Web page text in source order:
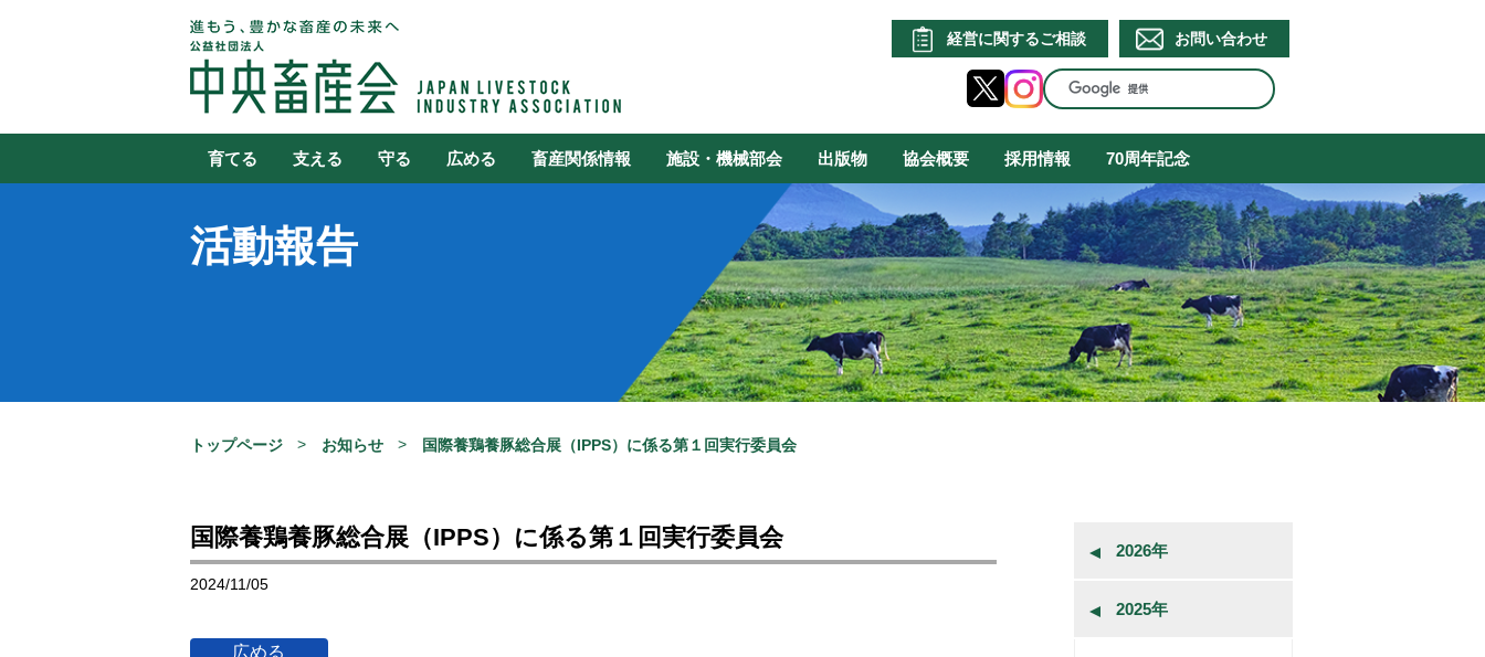
経営に関するご相談 お問い合わせ
育てる 支える 守る 広める 畜産関係情報 施設・機械部会 出版物 協会概要 採用情報 70周年記念
活動報告
トップページ お知らせ 国際養鶏養豚総合展（IPPS）に係る第１回実行委員会
国際養鶏養豚総合展（IPPS）に係る第１回実行委員会
2024/11/05
2026年
2025年